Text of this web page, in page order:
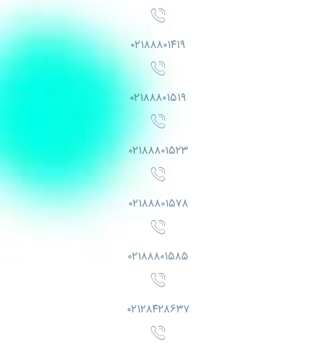
۰۲۱۸۸۸۰۱۴۱۹
۰۲۱۸۸۸۰۱۵۱۹
۰۲۱۸۸۸۰۱۵۲۳
۰۲۱۸۸۸۰۱۵۷۸
۰۲۱۸۸۸۰۱۵۸۵
۰۲۱۲۸۴۲۸۶۳۷